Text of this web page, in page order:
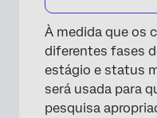
À medida que os
diferentes fases
estágio e status
será usada para
pesquisa